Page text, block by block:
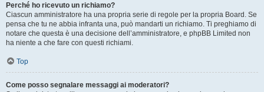
Perché ho ricevuto un richiamo?
Ciascun amministratore ha una propria serie di regole per la propria Board. Se
pensa che tu ne abbia infranta una, può mandarti un richiamo. Ti preghiamo di
notare che questa è una decisione dell’amministratore, e phpBB Limited non
ha niente a che fare con questi richiami.
Top
Come posso segnalare messaggi ai moderatori?